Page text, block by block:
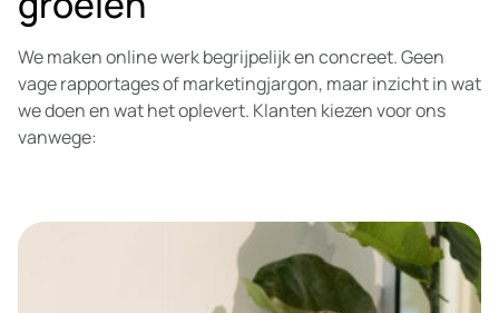
We maken online werk begrijpelijk en concreet. Geen
vage rapportages of marketingjargon, maar inzicht in wat
we doen en wat het oplevert. Klanten kiezen voor ons
vanwege: